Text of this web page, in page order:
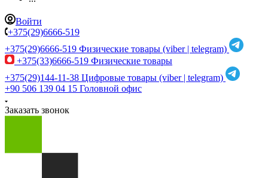
Войти
+375(29)6666-519
+375(29)6666-519 Физические товары (viber | telegram)
+375(33)6666-519 Физические товары
+375(29)144-11-38 Цифровые товары (viber | telegram)
+90 506 139 04 15 Головной офис
Заказать звонок